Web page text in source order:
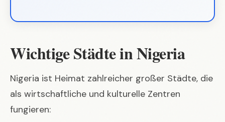
Wichtige Städte in Nigeria
Nigeria ist Heimat zahlreicher großer Städte, die
als wirtschaftliche und kulturelle Zentren
fungieren: